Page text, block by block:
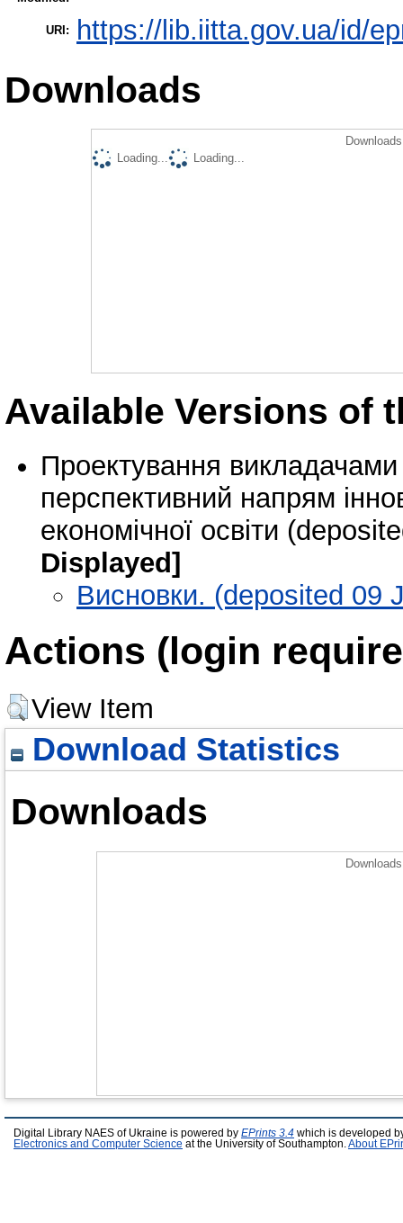
URI: https://lib.iitta.gov.ua/id/
Downloads
Loading...
Loading...
Available Versions of
Проектування викладачами
перспективний напрям
економічної освіти
Displayed]
Висновки. (deposited 09
Actions (login
View Item
Download Statistics
Downloads
Digital Library NAES of Ukraine is powered by EPrints 3.4 which is developed
Electronics and Computer Science at the University of Southampton. About